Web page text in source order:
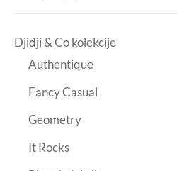
Djidji & Co kolekcije
Authentique
Fancy Casual
Geometry
It Rocks